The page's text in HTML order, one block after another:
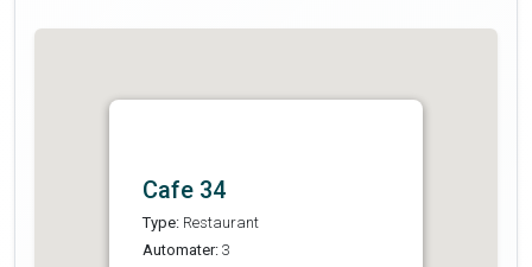
Cafe 34
Type: Restaurant
Automater: 3